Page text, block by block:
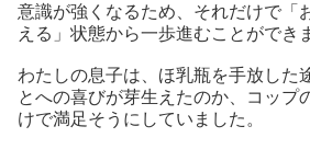
意識が強くなるため、それだけで「
える」状態から一歩進むことができ
わたしの息子は、ほ乳瓶を手放した
とへの喜びが芽生えたのか、コップ
けで満足そうにしていました。